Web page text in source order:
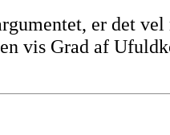
er det
vis Grad af